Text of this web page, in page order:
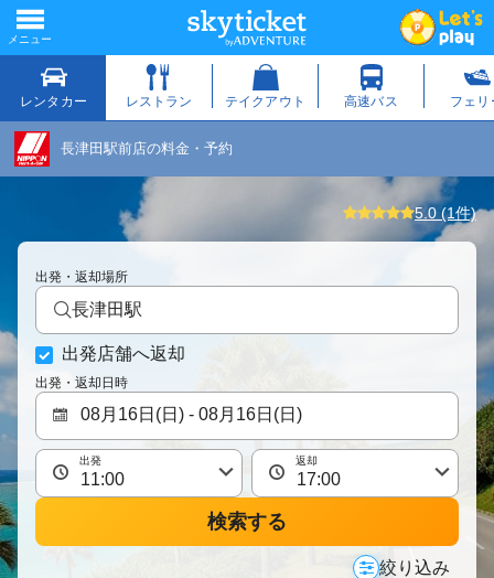
長津田駅前店の料金・予約
5.0 (1件)
出発・返却場所
長津田駅
出発店舗へ返却
出発・返却日時
出発 返却
検索する
絞り込み